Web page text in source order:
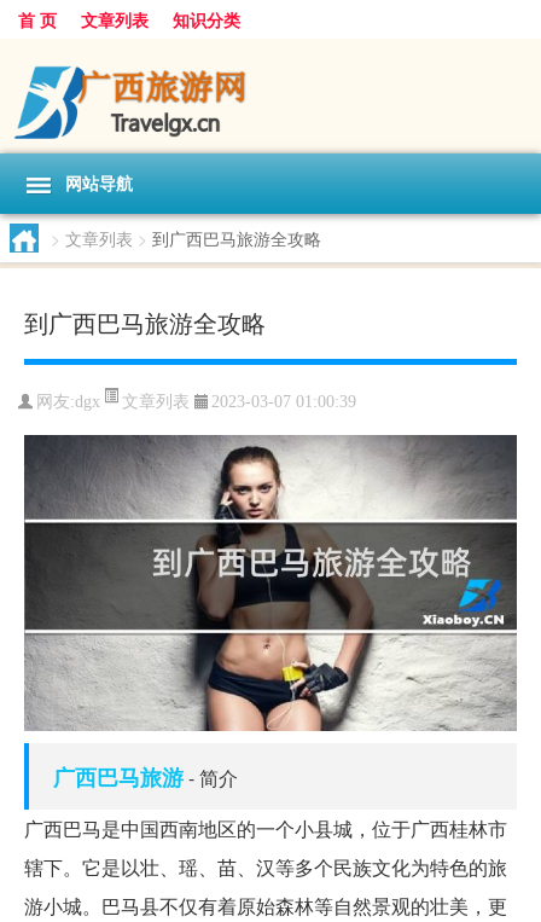
首 页 文章列表 知识分类
网站导航
> 文章列表 > 到广西巴马旅游全攻略
到广西巴马旅游全攻略
网友:dgx 文章列表 2023-03-07 01:00:39
广西巴马旅游- 简介
广西巴马是中国西南地区的一个小县城，位于广西桂林市
辖下。它是以壮、瑶、苗、汉等多个民族文化为特色的旅
游小城。巴马县不仅有着原始森林等自然景观的壮美，更